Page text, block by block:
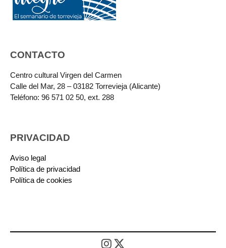
CONTACTO
Centro cultural Virgen del Carmen
Calle del Mar, 28 – 03182 Torrevieja (Alicante)
Teléfono: 96 571 02 50, ext. 288
PRIVACIDAD
Aviso legal
Política de privacidad
Política de cookies